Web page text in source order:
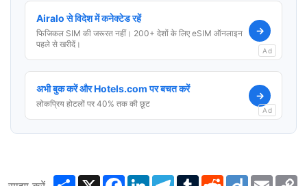
Airalo से विदेश में कनेक्टेड रहें
फिजिकल SIM की जरूरत नहीं। 200+ देशों के लिए eSIM ऑनलाइन
पहले से खरीदें।
→
Ad
अभी बुक करें और Hotels.com पर बचत करें
लोकप्रिय होटलों पर 40% तक की छूट
→
Ad
ShareX Facebook
LinkedInTelegram
TumblrRedditDiigo Email